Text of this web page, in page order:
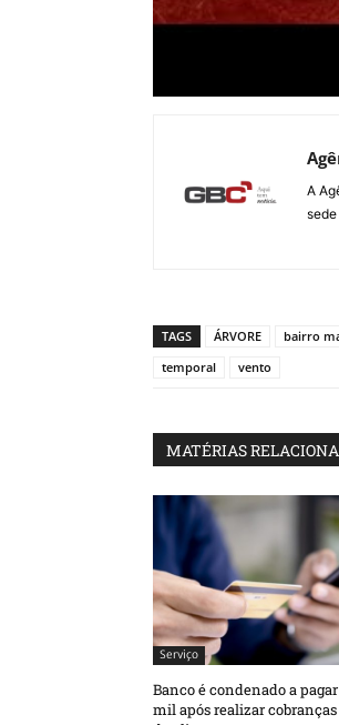
A
TAGS ÁRVORE bairro
temporal
vento
MATÉRIAS
Serviço
Banco é condenado a
mil após realizar